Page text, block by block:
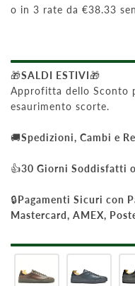
o in 3 rate da €38.33
🎁SALDI ESTIVI🎁
Approfitta dello Sconto
esaurimento scorte.
🚚Spedizioni, Cambi e
👍30 Giorni Soddisfatti
🔒Pagamenti Sicuri con
Mastercard, AMEX,